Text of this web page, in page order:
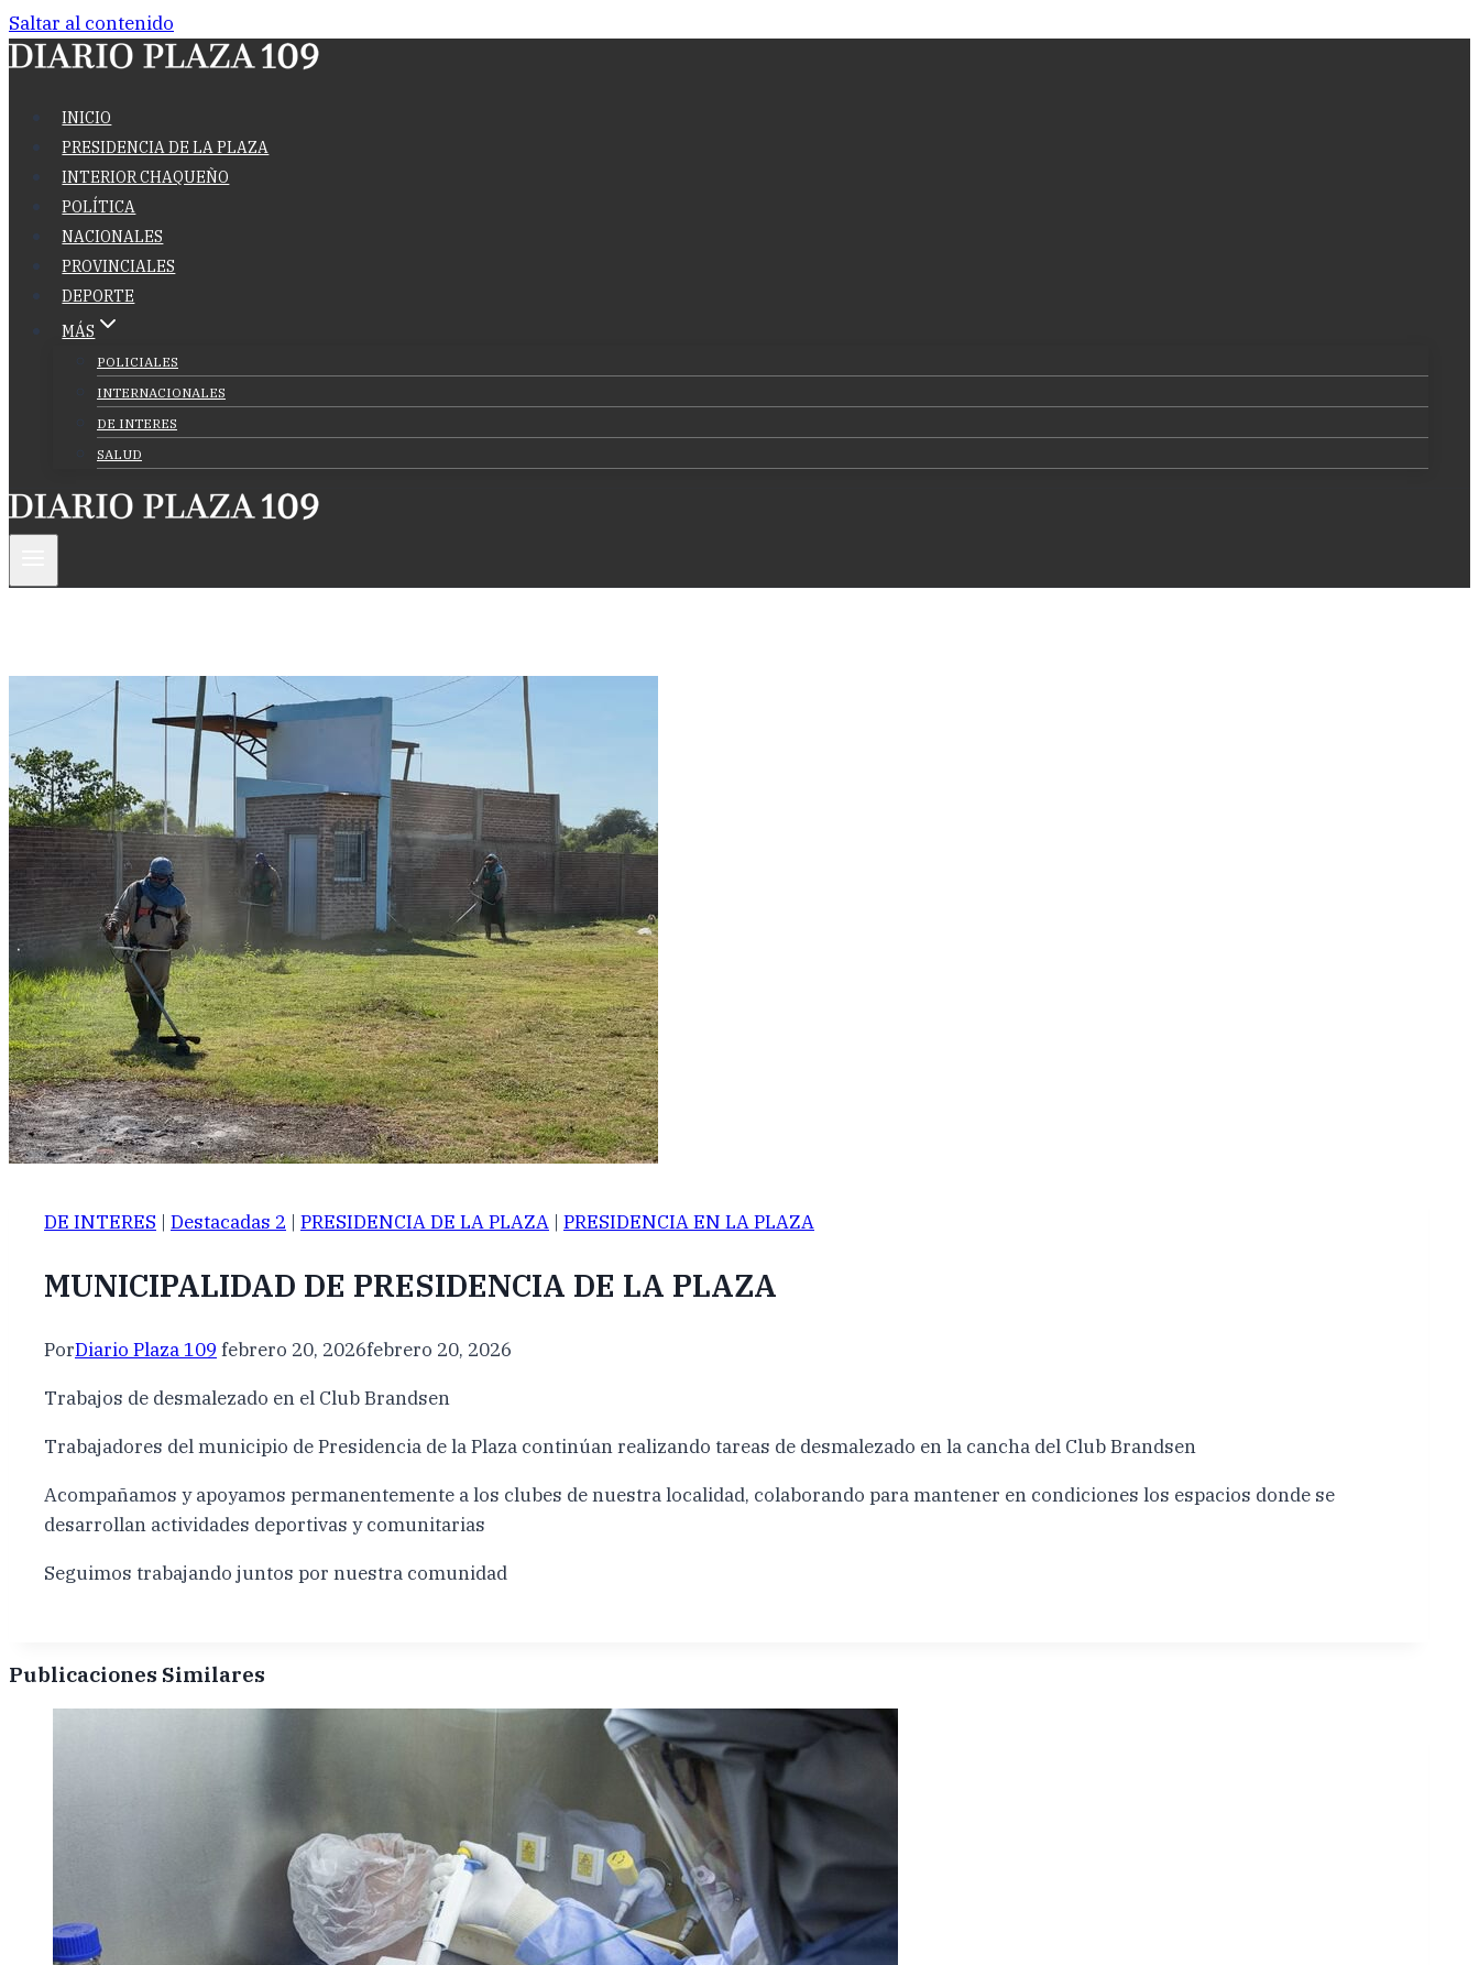
Saltar al contenido
INICIO
PRESIDENCIA DE LA PLAZA
INTERIOR CHAQUEÑO
POLÍTICA
NACIONALES
PROVINCIALES
DEPORTE
MÁS
POLICIALES
INTERNACIONALES
DE INTERES
SALUD
DE INTERES | Destacadas 2 | PRESIDENCIA DE LA PLAZA | PRESIDENCIA EN LA PLAZA
MUNICIPALIDAD DE PRESIDENCIA DE LA PLAZA
PorDiario Plaza 109 febrero 20, 2026febrero 20, 2026
Trabajos de desmalezado en el Club Brandsen
Trabajadores del municipio de Presidencia de la Plaza continúan realizando tareas de desmalezado en la cancha del Club Brandsen
Acompañamos y apoyamos permanentemente a los clubes de nuestra localidad, colaborando para mantener en condiciones los espacios donde se
desarrollan actividades deportivas y comunitarias
Seguimos trabajando juntos por nuestra comunidad
Publicaciones Similares